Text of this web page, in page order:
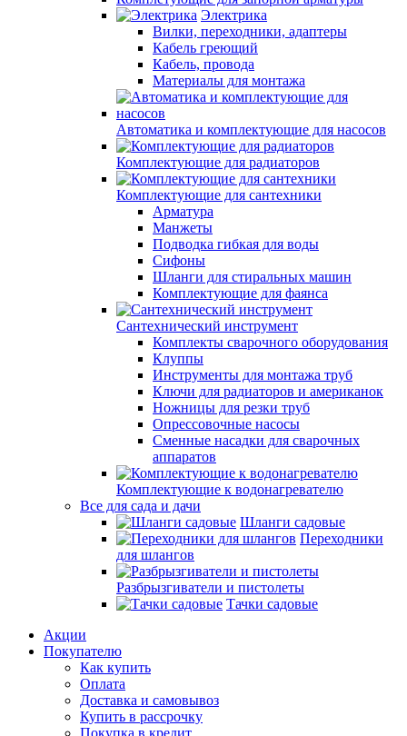
Электрика
Вилки, переходники, адаптеры
Кабель греющий
Кабель, провода
Материалы для монтажа
Автоматика и комплектующие для насосов
Комплектующие для радиаторов
Комплектующие для сантехники
Арматура
Манжеты
Подводка гибкая для воды
Сифоны
Шланги для стиральных машин
Комплектующие для фаянса
Сантехнический инструмент
Комплекты сварочного оборудования
Клуппы
Инструменты для монтажа труб
Ключи для радиаторов и американок
Ножницы для резки труб
Опрессовочные насосы
Сменные насадки для сварочных
аппаратов
Комплектующие к водонагревателю
Все для сада и дачи
Шланги садовые
Переходники
для шлангов
Разбрызгиватели и пистолеты
Тачки садовые
Акции
Покупателю
Как купить
Оплата
Доставка и самовывоз
Купить в рассрочку
Покупка в кредит